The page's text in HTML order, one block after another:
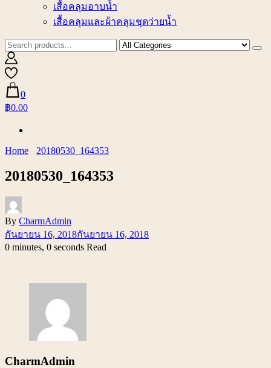
เสื้อคลุมอาบน้ำ
เสื้อคลุมและผ้าคลุมชุดว่ายน้ำ
0
฿0.00
Home 20180530_164353
20180530_164353
By CharmAdmin
กันยายน 16, 2018กันยายน 16, 2018
0 minutes, 0 seconds Read
CharmAdmin